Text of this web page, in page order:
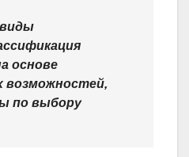
основе
возможностей,
по выбору